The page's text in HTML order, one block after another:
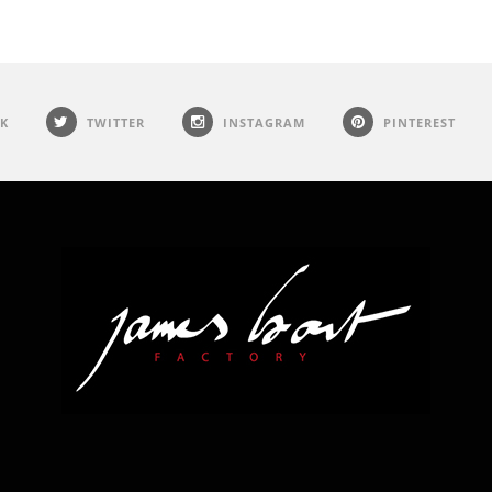
TWITTER INSTAGRAM PINTEREST